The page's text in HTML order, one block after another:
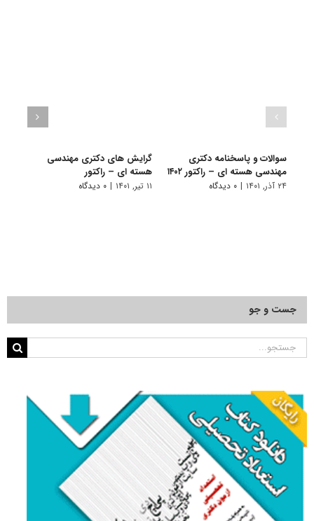
سوالات و پاسخنامه دکتری
مهندسی هسته ای – راکتور ۱۴۰۲
۲۴ آذر, ۱۴۰۱ | ۰ دیدگاه
گرایش های دکتری مهندسی
هسته ای – راﻛﺘﻮر
۱۱ تیر, ۱۴۰۱ | ۰ دیدگاه
جست و جو
جستجو